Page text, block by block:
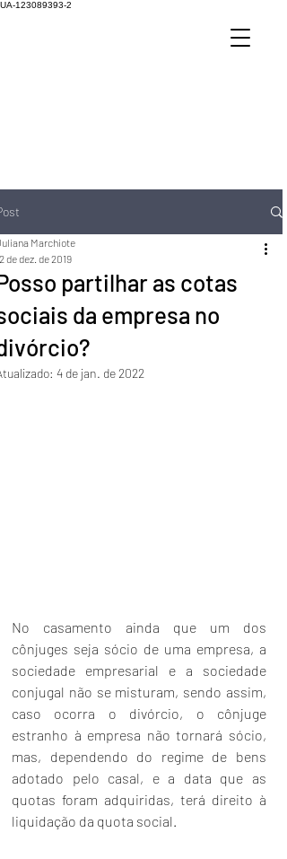
UA-123089393-2
partilhar as cotas
da empresa no
Marchiote
de dez. de 2019
4 de jan. de 2022
No casamento ainda que um dos
cônjuges seja sócio de uma empresa, a
sociedade empresarial e a sociedade
conjugal não se misturam, sendo assim,
caso ocorra o divórcio, o cônjuge
estranho à empresa não tornará sócio,
mas, dependendo do regime de bens
adotado pelo casal, e a data que as
quotas foram adquiridas, terá direito à
liquidação da quota social.